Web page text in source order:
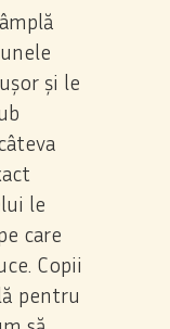
și le
le
care
Copii
pentru